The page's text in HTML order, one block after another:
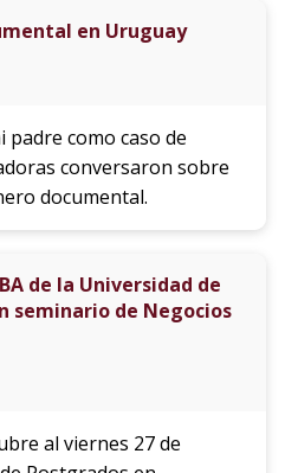
en Uruguay
padre como caso de
conversaron sobre
documental.
de la Universidad de
seminario de Negocios
al viernes 27 de